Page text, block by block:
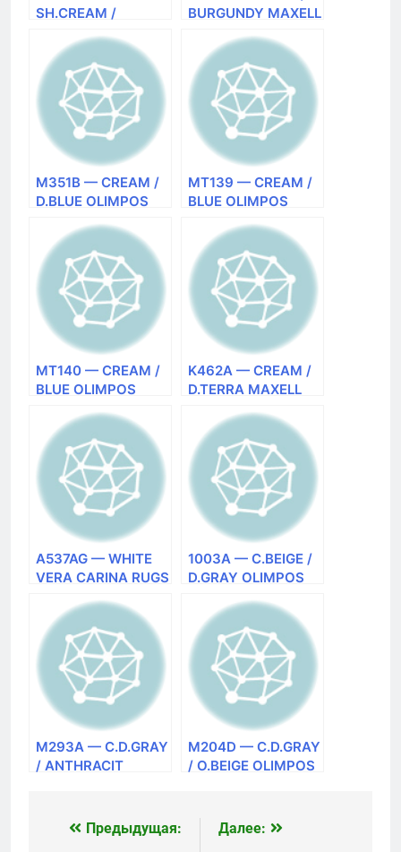
SH.CREAM /
CARINA RUGS
(Турция) ковер
прямоугольный
BURGUNDY MAXELL
(Турция) ковер
прямоугольный
M351B — CREAM /
D.BLUE OLIMPOS
(Турция) ковер
прямоугольный
MT139 — CREAM /
BLUE OLIMPOS
(Турция) ковер
прямоугольный
MT140 — CREAM /
BLUE OLIMPOS
(Турция) ковер
прямоугольный
K462A — CREAM /
D.TERRA MAXELL
ковер
прямоугольный
A537AG — WHITE
VERA CARINA RUGS
прямоугольный
1003A — C.BEIGE /
D.GRAY OLIMPOS
(Турция) ковер
прямоугольный
M293A — C.D.GRAY
/ ANTHRACIT
ковер
прямоугольный
M204D — C.D.GRAY
/ O.BEIGE OLIMPOS
прямоугольный
Навигация
Предыдущая:
Далее: